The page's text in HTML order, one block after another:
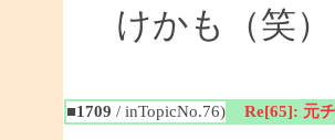
けかも（笑
■1709 / inTopicNo.76) Re[65]: 元